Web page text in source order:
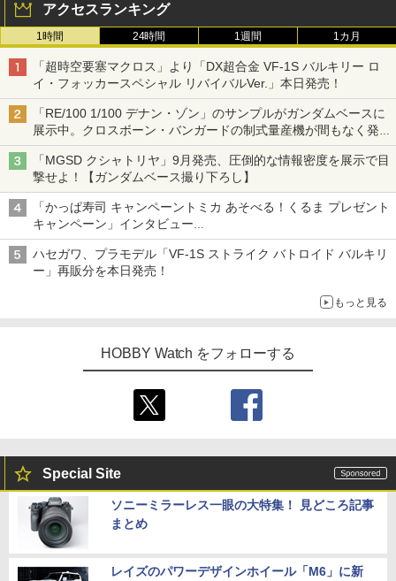
アクセスランキング
1時間 24時間 1週間 1カ月
「超時空要塞マクロス」より「DX超合金 VF-1S バルキリー ロ
イ・フォッカースペシャル リバイバルVer.」本日発売！
「RE/100 1/100 デナン・ゾン」のサンプルがガンダムベースに
展示中。クロスボーン・バンガードの制式量産機が間もなく発送
【ガンダムベース撮り下ろし】
「MGSD クシャトリヤ」9月発売、圧倒的な情報密度を展示で目
撃せよ！【ガンダムベース撮り下ろし】
「かっぱ寿司 キャンペーントミカ あそべる！くるま プレゼント
キャンペーン」インタビュー
子どもが楽しめるかっぱ寿司ならではの体験とコラボの楽しさを
追求
ハセガワ、プラモデル「VF-1S ストライク バトロイド バルキリ
ー」再販分を本日発売！
もっと見る
HOBBY Watch をフォローする
Special Site
ソニーミラーレス一眼の大特集！ 見どころ記事
まとめ
レイズのパワーデザインホイール「M6」に新